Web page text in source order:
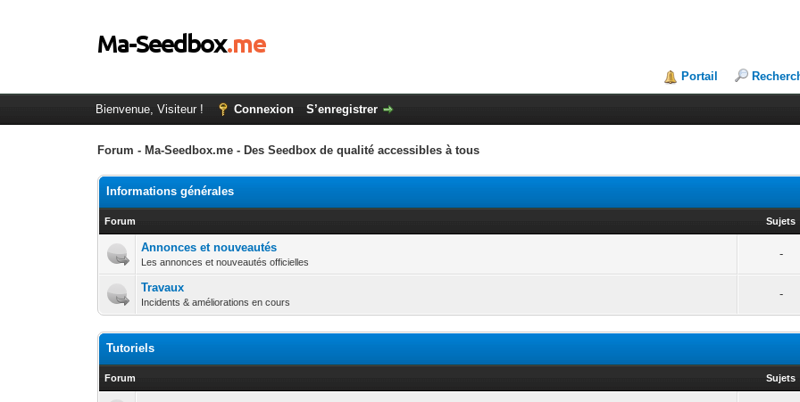
Portail
Bienvenue, Visiteur ! Connexion S’enregistrer
Forum - Ma-Seedbox.me - Des Seedbox de qualité accessibles à tous
Informations générales
Forum Sujets
Annonces et nouveautés
Les annonces et nouveautés officielles
-
Travaux
Incidents & améliorations en cours
-
Tutoriels
Forum Sujets